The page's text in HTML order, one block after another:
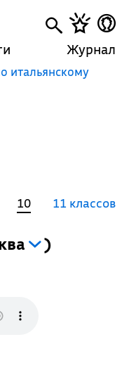
Журнал
итальянскому
10 11 классов
)